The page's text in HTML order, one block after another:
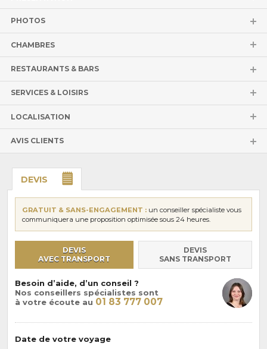
PHOTOS
CHAMBRES
RESTAURANTS & BARS
SERVICES & LOISIRS
LOCALISATION
AVIS CLIENTS
DEVIS
GRATUIT & SANS-ENGAGEMENT : un conseiller spécialiste vous
communiquera une proposition optimisée sous 24 heures.
DEVIS
AVEC TRANSPORT
DEVIS
SANS TRANSPORT
Besoin d’aide, d’un conseil ?
Nos conseillers spécialistes sont
à votre écoute au 01 83 777 007
Date de votre voyage